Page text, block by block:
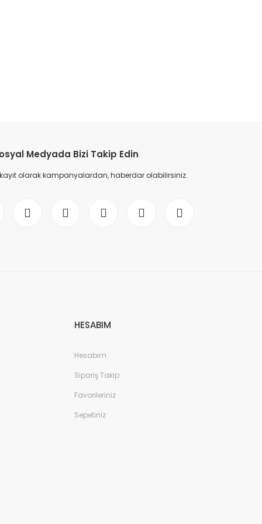
Medyada Bizi Takip Edin
olarak kampanyalardan, haberdar olabilirsiniz.
HESABIM
Hesabım
Sipariş Takip
Favorileriniz
Sepetiniz